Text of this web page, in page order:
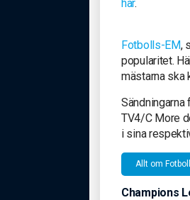
här.
Fotbolls-EM,
popularitet.
mästarna ska
TV4/C More
i sina
Allt om
Champions